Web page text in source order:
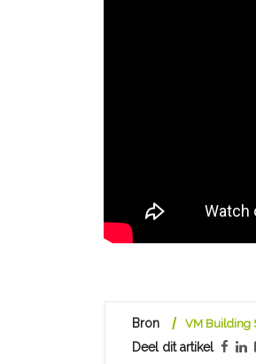
Bron VM Building
Deel dit artikel